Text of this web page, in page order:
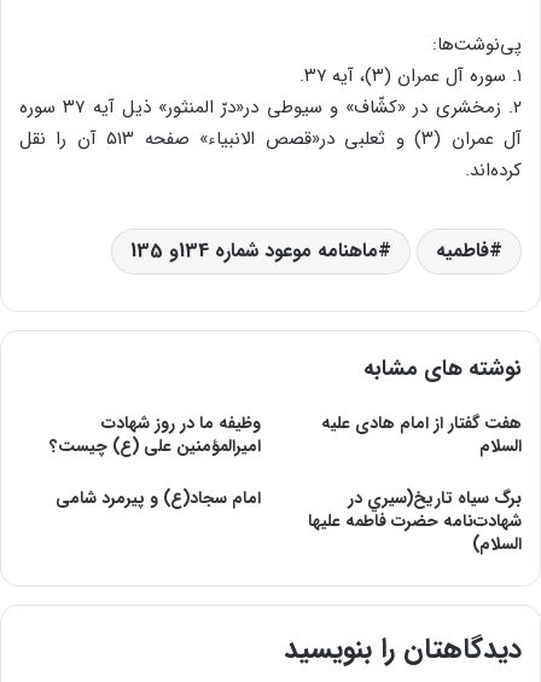
پی‌نوشت‌ها:
۱. سوره آل عمران (۳)، آیه ۳۷.
۲. زمخشری در «کشّاف» و سیوطی در«درّ المنثور» ذیل آیه ۳۷ سوره
آل عمران (۳) و ثعلبی در«قصص الانبیاء» صفحه ۵۱۳ آن را نقل
کرده‌اند.
فاطمیه ماهنامه موعود شماره 134و 135
نوشته های مشابه
هفت گفتار از امام هادى‏ علیه
السلام‏
وظیفه ما در روز شهادت
امیرالمؤمنین علی (ع) چیست؟
برگ سياه تاريخ(سيري در
شهادت‌نامه حضرت فاطمه علیها
السلام)
امام سجاد(ع) و پیرمرد شامی
دیدگاهتان را بنویسید